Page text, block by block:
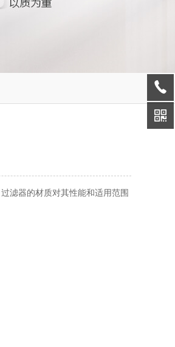
滤器的材质对其性能和适用范围